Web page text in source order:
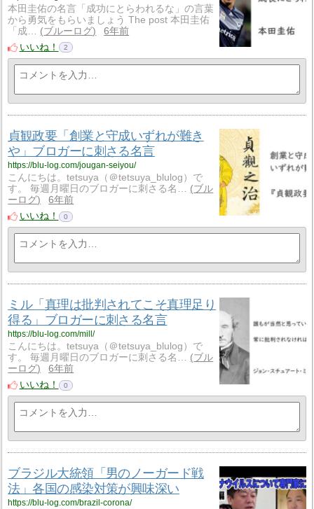
本田圭佑の名言「成功にとらわれるな」の言葉
から勇気をもらいましょう The post 本田圭佑
「成…
ブルーログ
6年前
いいね！
2
貞観政要「創業と守成いずれが難き
や」ブロガーに刺さる名言
https://blu-log.com/jougan-seiyou/
こんにちは。tetsuya（＠tetsuya_blulog）で
す。 毎週月曜日のブロガーに刺さる名…
ブル
ーログ
6年前
いいね！
0
ミル「真理は批判されてこそ真理足り
得る」ブロガーに刺さる名言
https://blu-log.com/mill/
こんにちは。tetsuya（＠tetsuya_blulog）で
す。 毎週月曜日のブロガーに刺さる名…
ブル
ーログ
6年前
いいね！
0
ブラジル大統領「男のノーガード戦
法」各国の感染対策が興味深い
https://blu-log.com/brazil-corona/